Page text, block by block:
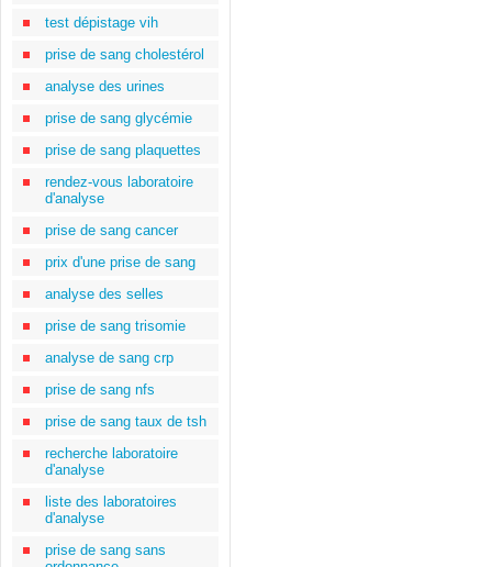
test dépistage vih
prise de sang cholestérol
analyse des urines
prise de sang glycémie
prise de sang plaquettes
rendez-vous laboratoire
d'analyse
prise de sang cancer
prix d'une prise de sang
analyse des selles
prise de sang trisomie
analyse de sang crp
prise de sang nfs
prise de sang taux de tsh
recherche laboratoire
d'analyse
liste des laboratoires
d'analyse
prise de sang sans